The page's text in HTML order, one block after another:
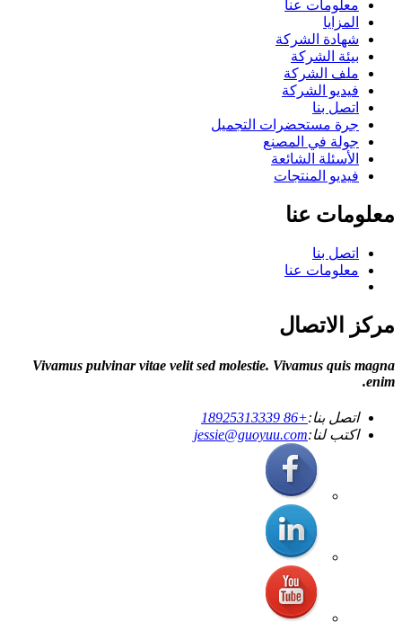
معلومات عنا
المزايا
شهادة الشركة
بيئة الشركة
ملف الشركة
فيديو الشركة
اتصل بنا
جرة مستحضرات التجميل
جولة في المصنع
الأسئلة الشائعة
فيديو المنتجات
معلومات عنا
اتصل بنا
معلومات عنا
مركز الاتصال
Vivamus pulvinar vitae velit sed molestie. Vivamus quis magna
enim.
اتصل بنا:+86 18925313339
اكتب لنا:jessie@guoyuu.com